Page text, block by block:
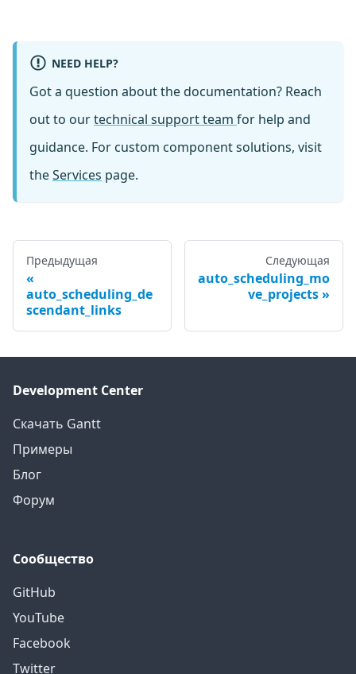
NEED HELP?
Got a question about the documentation? Reach
out to ourtechnical support team for help and
guidance. For custom component solutions, visit
theServices page.
Предыдущая
auto_scheduling_de
scendant_links
Следующая
auto_scheduling_mo
ve_projects
Development Center
Скачать Gantt
Примеры
Блог
Форум
Сообщество
GitHub
YouTube
Facebook
Twitter